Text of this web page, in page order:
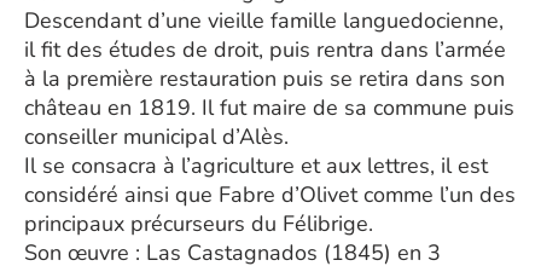
Descendant d’une vieille famille languedocienne,
il fit des études de droit, puis rentra dans l’armée
à la première restauration puis se retira dans son
château en 1819. Il fut maire de sa commune puis
conseiller municipal d’Alès.
Il se consacra à l’agriculture et aux lettres, il est
considéré ainsi que Fabre d’Olivet comme l’un des
principaux précurseurs du Félibrige.
Son œuvre : Las Castagnados (1845) en 3